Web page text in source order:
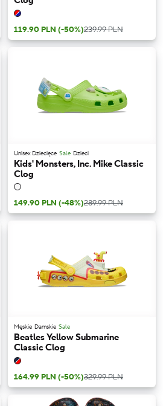
119.90 PLN (-50%)239.99 PLN
Unisex Dziecięce Sale Dzieci
Kids' Monsters, Inc. Mike Classic
Clog
149.90 PLN (-48%)289.99 PLN
Męskie Damskie Sale
Beatles Yellow Submarine
Classic Clog
164.99 PLN (-50%)329.99 PLN